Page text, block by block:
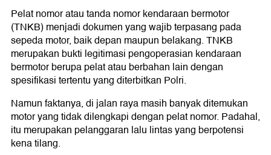
Pelat nomor atau tanda nomor kendaraan bermotor
(TNKB) menjadi dokumen yang wajib terpasang pada
sepeda motor, baik depan maupun belakang. TNKB
merupakan bukti legitimasi pengoperasian kendaraan
bermotor berupa pelat atau berbahan lain dengan
spesifikasi tertentu yang diterbitkan Polri.
Namun faktanya, di jalan raya masih banyak ditemukan
motor yang tidak dilengkapi dengan pelat nomor. Padahal,
itu merupakan pelanggaran lalu lintas yang berpotensi
kena tilang.